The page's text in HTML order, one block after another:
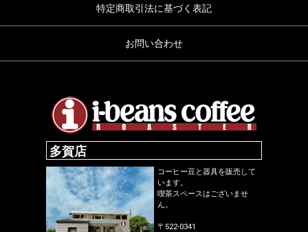
特定商取引法に基づく表記
お問い合わせ
多賀店
コーヒー豆と器具を販売して
います。
喫茶スペースはございませ
ん。
〒522-0341